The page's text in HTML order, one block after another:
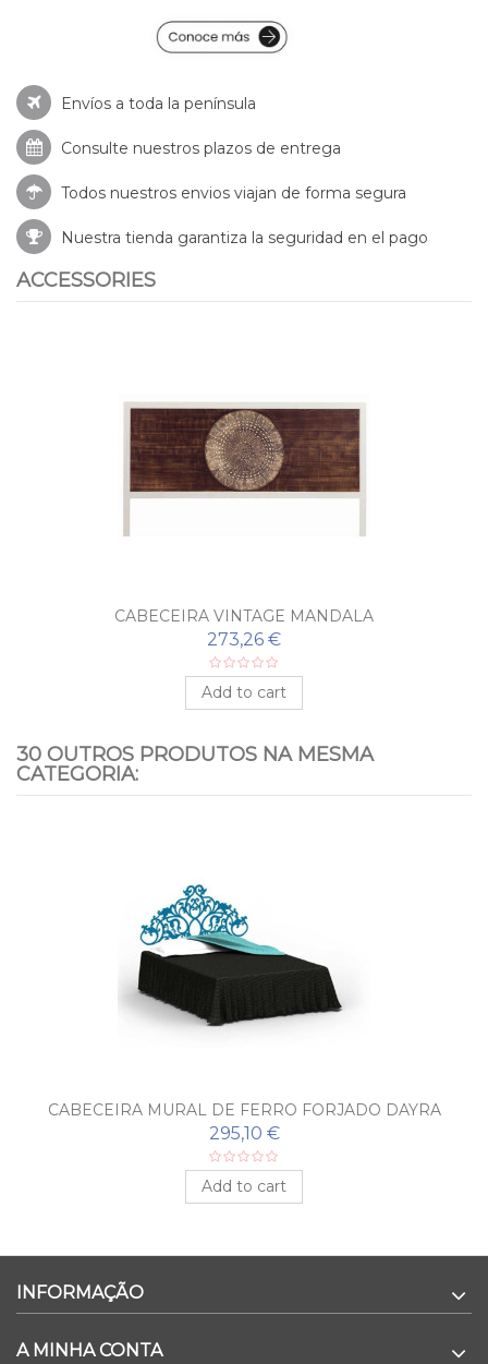
Envíos a toda la península
Consulte nuestros plazos de entrega
Todos nuestros envios viajan de forma segura
Nuestra tienda garantiza la seguridad en el pago
ACCESSORIES
CABECEIRA VINTAGE MANDALA
273,26 €
Add to cart
30 OUTROS PRODUTOS NA MESMA
CATEGORIA:
CABECEIRA MURAL DE FERRO FORJADO DAYRA
295,10 €
Add to cart
INFORMAÇÃO
A MINHA CONTA